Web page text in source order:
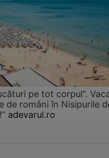
pe tot corpul”.
de români în Nisipurile
adevarul.ro